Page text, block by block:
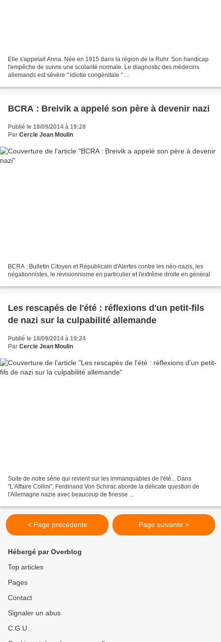
Elle s'appelait Anna. Née en 1915 dans la région de la Ruhr. Son handicap
l'empêche de suivre une scolarité normale. Le diagnostic des médecins
allemands est sévère " idiotie congénitale " ...
BCRA : Breivik a appelé son père à devenir nazi
Publié le 18/09/2014 à 19:28
Par Cercle Jean Moulin
BCRA : Bulletin Citoyen et Républicain d'Alertes contre les néo-nazis, les
négationnistes, le révisionnisme en particulier et l'extrême droite en général
Les rescapés de l'été : réflexions d'un petit-fils
de nazi sur la culpabilité allemande
Publié le 18/09/2014 à 19:24
Par Cercle Jean Moulin
Suite de notre série qui revient sur les immanquables de l'été... Dans
"L'Affaire Collini", Ferdinand Von Schirac aborde la délicate question de
l'Allemagne nazie avec beaucoup de finesse ...
< Page précédente Page suivante >
Hébergé par Overblog
Top articles
Pages
Contact
Signaler un abus
C.G.U.